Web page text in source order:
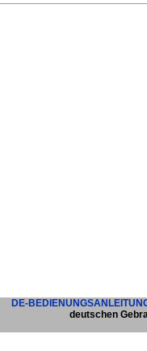
DE-
deutschen